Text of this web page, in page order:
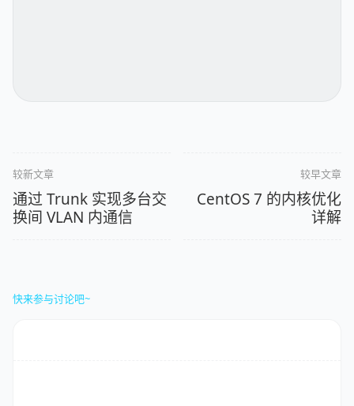
较新文章
通过 Trunk 实现多台交
换间 VLAN 内通信
较早文章
CentOS 7 的内核优化
详解
快来参与讨论吧~